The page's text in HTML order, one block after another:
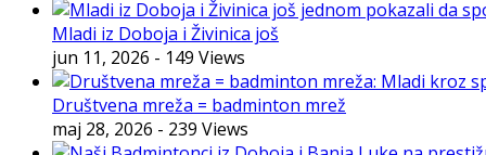
Mladi iz Doboja i Živinica još
jun 11, 2026 - 149 Views
Društvena mreža = badminton mrež
maj 28, 2026 - 239 Views